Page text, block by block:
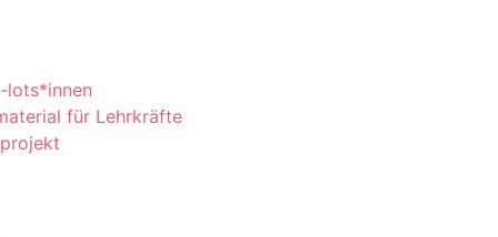
lots*innen
für Lehrkräfte